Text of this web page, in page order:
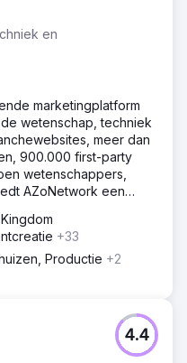
en
marketingplatform
wetenschap, techniek
meer dan
900.000 first-party
wetenschappers,
AZoNetwork een
+33
Productie +2
4.4